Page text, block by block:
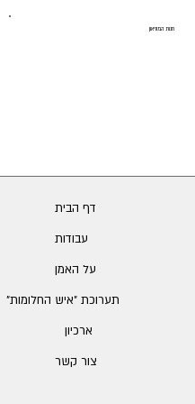
חנות המוזיאון
דף הבית
עבודות
על האמן
תערוכת ״איש החלומות״
ארכיון
צור קשר